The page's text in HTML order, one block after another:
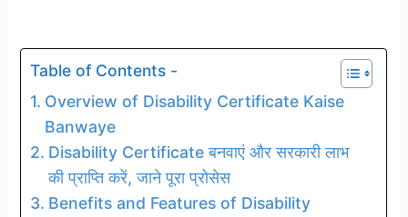
Table of Contents -
Overview of Disability Certificate Kaise
Banwaye
Disability Certificate बनवाएं और सरकारी लाभ
की प्राप्ति करें, जाने पूरा प्रोसेस
Benefits and Features of Disability